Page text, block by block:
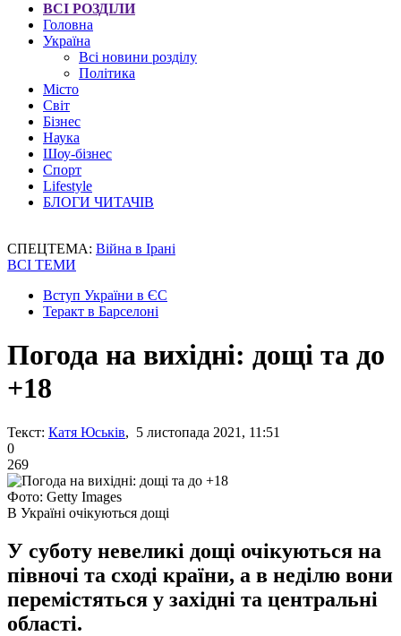
ВСІ РОЗДІЛИ
Головна
Україна
Всі новини розділу
Політика
Місто
Світ
Бізнес
Наука
Шоу-бізнес
Спорт
Lifestyle
БЛОГИ ЧИТАЧІВ
СПЕЦТЕМА: Війна в Ірані
ВСІ ТЕМИ
Вступ України в ЄС
Теракт в Барселоні
Погода на вихідні: дощі та до
+18
Текст: Катя Юськів, 5 листопада 2021, 11:51
0
269
Фото: Getty Images
В Україні очікуються дощі
У суботу невеликі дощі очікуються на
півночі та сході країни, а в неділю вони
перемістяться у західні та центральні
області.